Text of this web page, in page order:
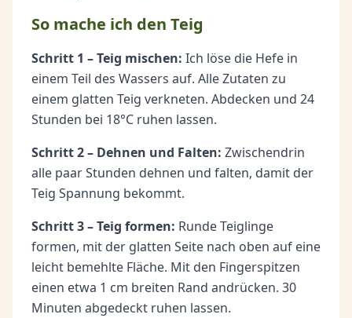
So mache ich den Teig
Schritt 1 – Teig mischen: Ich löse die Hefe in
einem Teil des Wassers auf. Alle Zutaten zu
einem glatten Teig verkneten. Abdecken und 24
Stunden bei 18°C ruhen lassen.
Schritt 2 – Dehnen und Falten: Zwischendrin
alle paar Stunden dehnen und falten, damit der
Teig Spannung bekommt.
Schritt 3 – Teig formen: Runde Teiglinge
formen, mit der glatten Seite nach oben auf eine
leicht bemehlte Fläche. Mit den Fingerspitzen
einen etwa 1 cm breiten Rand andrücken. 30
Minuten abgedeckt ruhen lassen.